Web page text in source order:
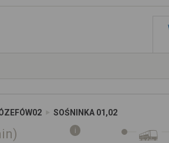
SOŚNINKA 01,02